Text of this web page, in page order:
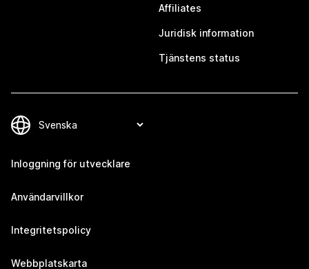
Affiliates
Juridisk information
Tjänstens status
Inloggning för utvecklare
Användarvillkor
Integritetspolicy
Webbplatskarta